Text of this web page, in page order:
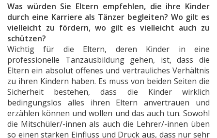
Was würden Sie Eltern empfehlen, die ihre Kinder
durch eine Karriere als Tänzer begleiten? Wo gilt es
vielleicht zu fördern, wo gilt es vielleicht auch zu
schützen?
Wichtig für die Eltern, deren Kinder in eine
professionelle Tanzausbildung gehen, ist, dass die
Eltern ein absolut offenes und vertrauliches Verhältnis
zu ihren Kindern haben. Es muss von beiden Seiten die
Sicherheit bestehen, dass die Kinder wirklich
bedingungslos alles ihren Eltern anvertrauen und
erzählen können und wollen und das auch tun. Sowohl
die Mitschüler/-innen als auch die Lehrer/-innen üben
so einen starken Einfluss und Druck aus, dass nur sehr